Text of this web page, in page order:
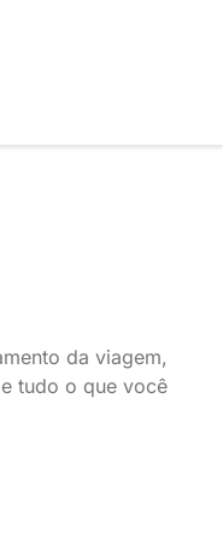
da viagem,
tudo o que você